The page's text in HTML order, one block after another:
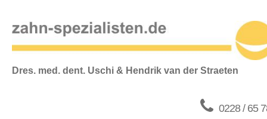
Dres. med. dent. Uschi & Hendrik van der Straeten
0228 / 65